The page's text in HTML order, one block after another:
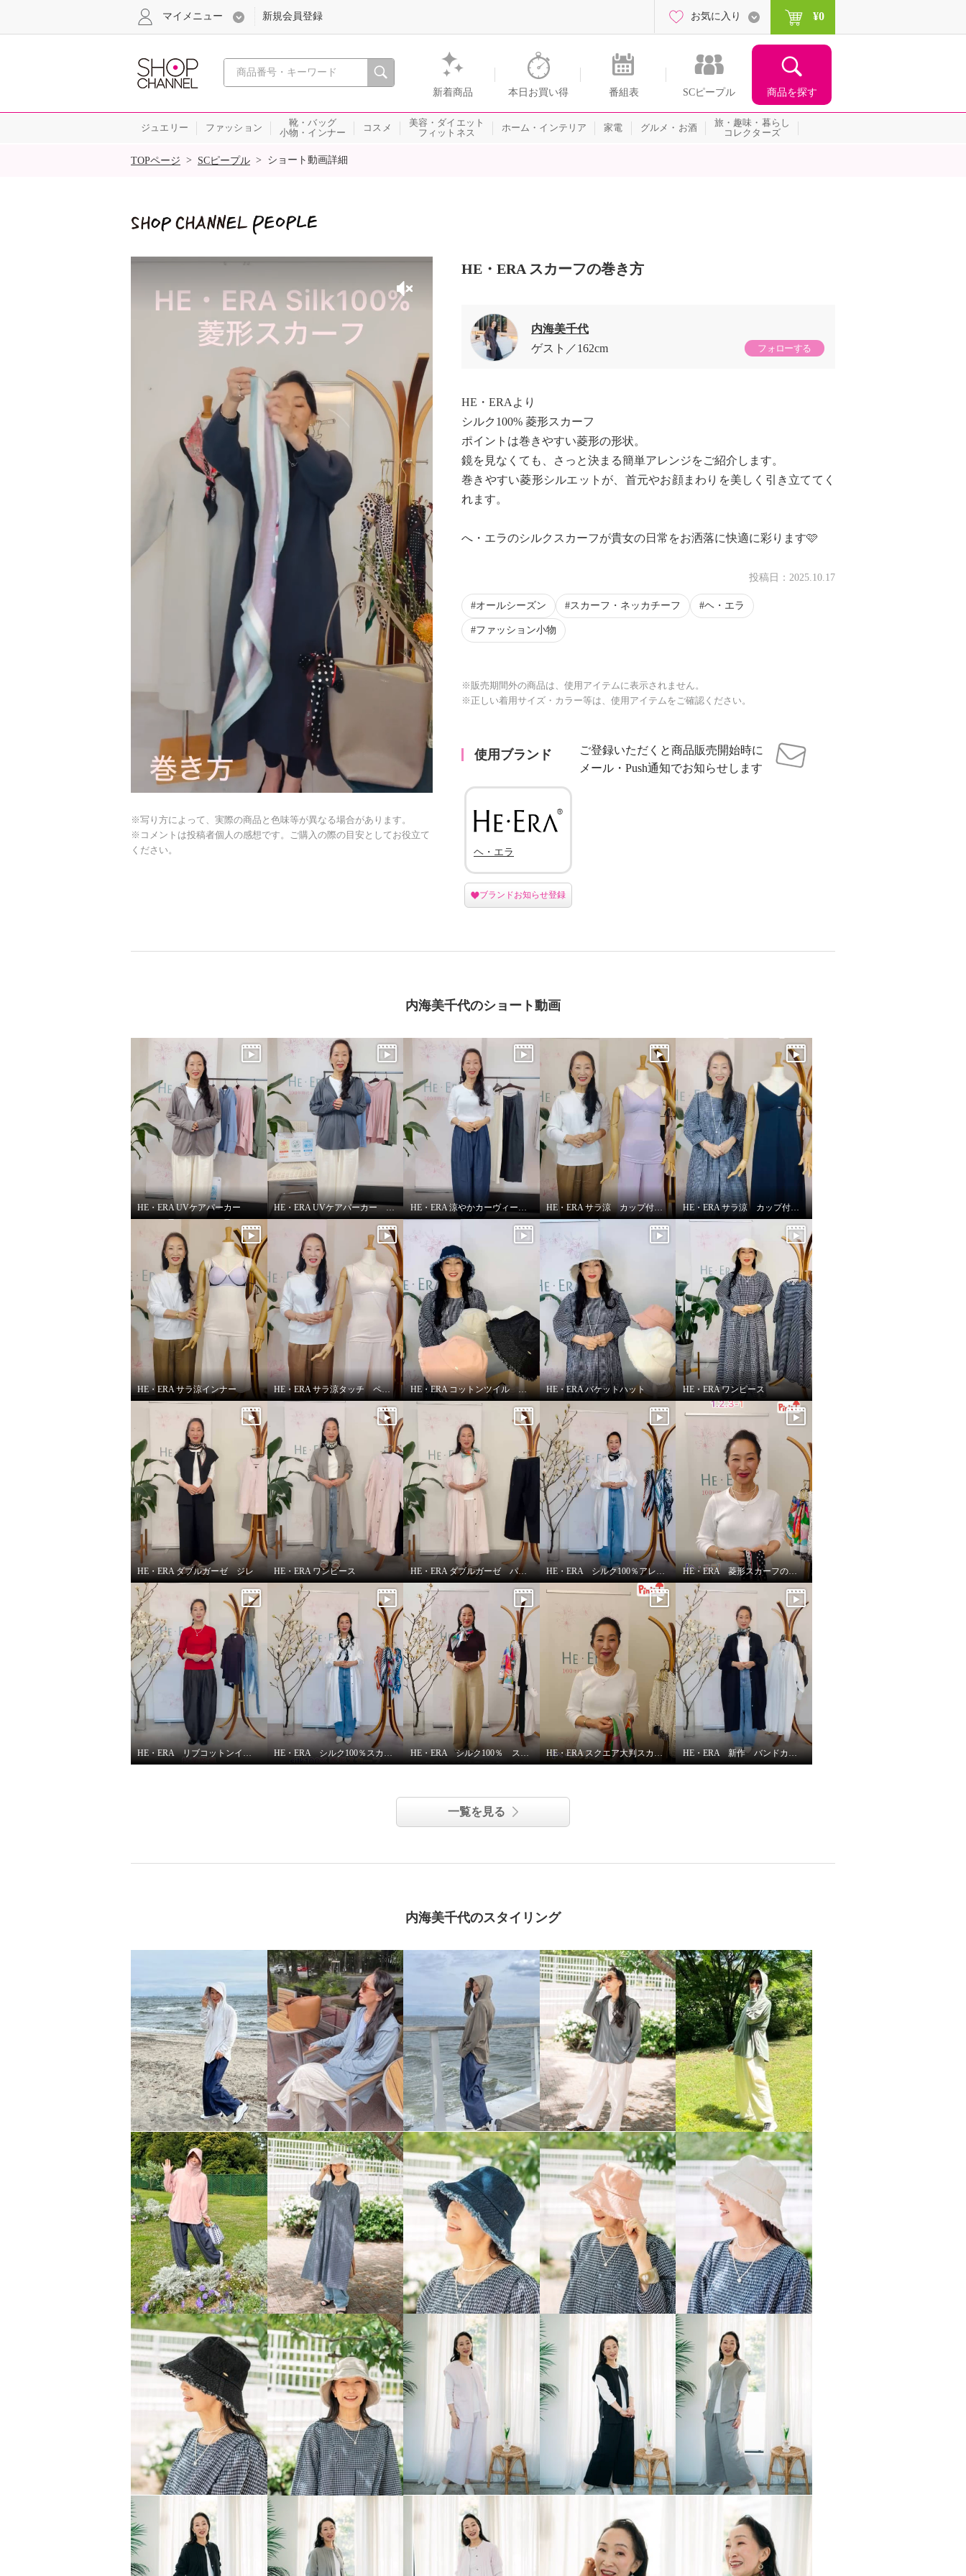
心おどる、瞬間を。通販・テレビショッピングのショップチャンネル
新着商品 本日お買い得 番組表 SCピープル 商品を探す
マイメニュー 新規会員登録 お気に入り ¥0
ジュエリー ファッション
靴・バッグ
小物・インナー
コスメ
美容・ダイエット
フィットネス
ホーム・インテリア 家電 グルメ・お酒
旅・趣味・暮らし
コレクターズ
SALE
TOPページ > SCピープル > ショート動画詳細
× 商品紹介
ヘ・エラ シルク１００％ 簡
単・おしゃれ アレンジ幅が広
がる！ 菱形スカーフ
ライングリーン
¥0
ヘ・エラ シルク１００％ 簡
単・おしゃれ アレンジ幅が広
がる！ 菱形スカーフ
アニマルベージュ
※写り方によって、実際の商品と色味等が異なる場合があります。
※コメントは投稿者個人の感想です。ご購入の際の目安としてお役立て
ください。
HE・ERA スカーフの巻き方
内海美千代
ゲスト
162cm フォローする
HE・ERAより
シルク100% 菱形スカーフ
ポイントは巻きやすい菱形の形状。
鏡を見なくても、さっと決まる簡単アレンジをご紹介します。
巻きやすい菱形シルエットが、首元やお顔まわりを美しく引き立ててく
れます。
へ・エラのシルクスカーフが貴女の日常をお洒落に快適に彩ります🩷
投稿日： 2025.10.17
オールシーズン スカーフ・ネッカチーフ ヘ・エラ
ファッション小物
※販売期間外の商品は、使用アイテムに表示されません。
※正しい着用サイズ・カラー等は、使用アイテムをご確認ください。
使用ブランド
ご登録いただくと商品販売開始時に
メール・Push通知でお知らせします
ヘ・エラ
ブランドお知らせ登録
内海美千代のショート動画
HE・ERA UVケアパーカー HE・ERA UVケアパーカー 機能性について HE・ERA 涼やかカーヴィーパンツ HE・ERA サラ涼 カップ付きインナー HE・ERA サラ涼 カップ付きスリップ
HE・ERA サラ涼インナー HE・ERA サラ涼タッチ ペチパンツ HE・ERA コットンツイル バケットハット HE・ERA バケットハット HE・ERA ワンピース
HE・ERA ダブルガーゼ ジレ HE・ERA ワンピース HE・ERA ダブルガーゼ パンツ HE・ERA シルク100％アレンジ広がる 菱形スカーフ HE・ERA 菱形スカーフの巻き方
HE・ERA リブコットンインナー 3枚セット HE・ERA シルク100％スカーフのうれしい機能 HE・ERA シルク100％ スクエアー 大判スカーフ HE・ERA スクエア大判スカーフの巻き方② HE・ERA 新作 バンドカラーワンピース
一覧を見る
内海美千代のスタイリング